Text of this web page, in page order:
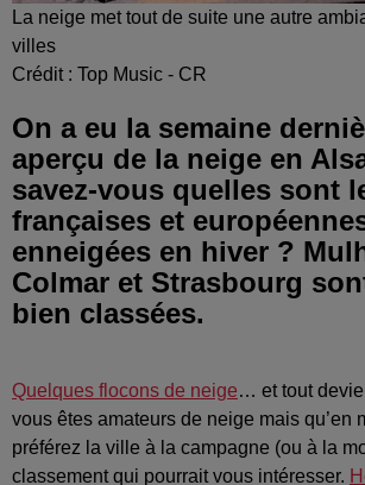
La neige met tout de suite une autre
villes
Crédit : Top Music - CR
On a eu la semaine
aperçu de la neige en
savez-vous quelles sont
françaises et
enneigées en hiver ?
Colmar et Strasbourg
bien classées.
Quelques flocons de neige… et tout
vous êtes amateurs de neige mais qu’en
préférez la ville à la campagne (ou à la
classement qui pourrait vous intéresser.